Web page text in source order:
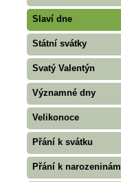
Slaví dne
Státní svátky
Svatý Valentýn
Významné dny
Velikonoce
Přání k svátku
Přání k narozeninám